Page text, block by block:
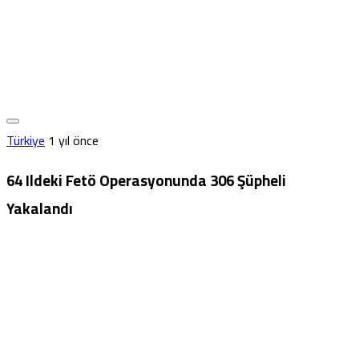
Türkiye1 yıl önce
64 Ildeki Fetö Operasyonunda 306 Şüpheli
Yakalandı